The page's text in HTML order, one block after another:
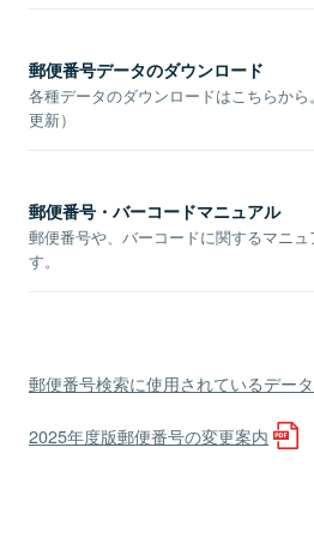
郵便番号データのダウンロード
各種データのダウンロードはこちらから
更新）
郵便番号・バーコードマニュアル
郵便番号や、バーコードに関するマニュ
す。
郵便番号検索に使用されているデー
2025年度版郵便番号の変更案内